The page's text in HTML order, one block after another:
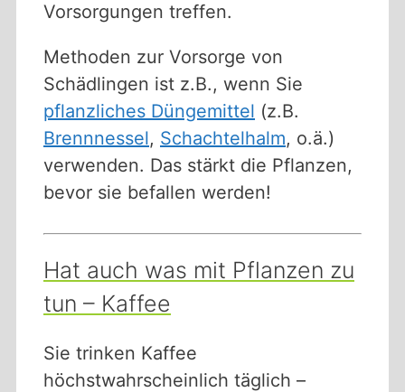
Vorsorgungen treffen.
Methoden zur Vorsorge von
Schädlingen ist z.B., wenn Sie
pflanzliches Düngemittel (z.B.
Brennnessel, Schachtelhalm, o.ä.)
verwenden. Das stärkt die Pflanzen,
bevor sie befallen werden!
Hat auch was mit Pflanzen zu
tun – Kaffee
Sie trinken Kaffee
höchstwahrscheinlich täglich –